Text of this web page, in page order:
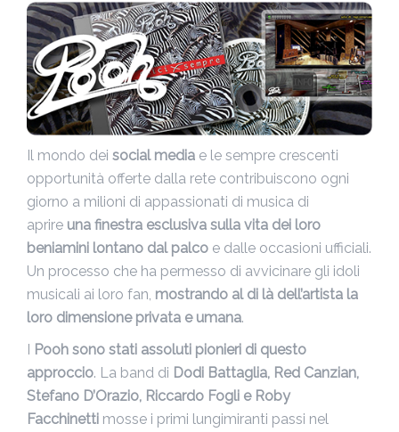
Il mondo dei social media e le sempre crescenti
opportunità offerte dalla rete contribuiscono ogni
giorno a milioni di appassionati di musica di
aprire una finestra esclusiva sulla vita dei loro
beniamini lontano dal palco e dalle occasioni ufficiali.
Un processo che ha permesso di avvicinare gli idoli
musicali ai loro fan, mostrando al di là dell’artista la
loro dimensione privata e umana.
I Pooh sono stati assoluti pionieri di questo
approccio. La band di Dodi Battaglia, Red Canzian,
Stefano D’Orazio, Riccardo Fogli e Roby
Facchinetti mosse i primi lungimiranti passi nel